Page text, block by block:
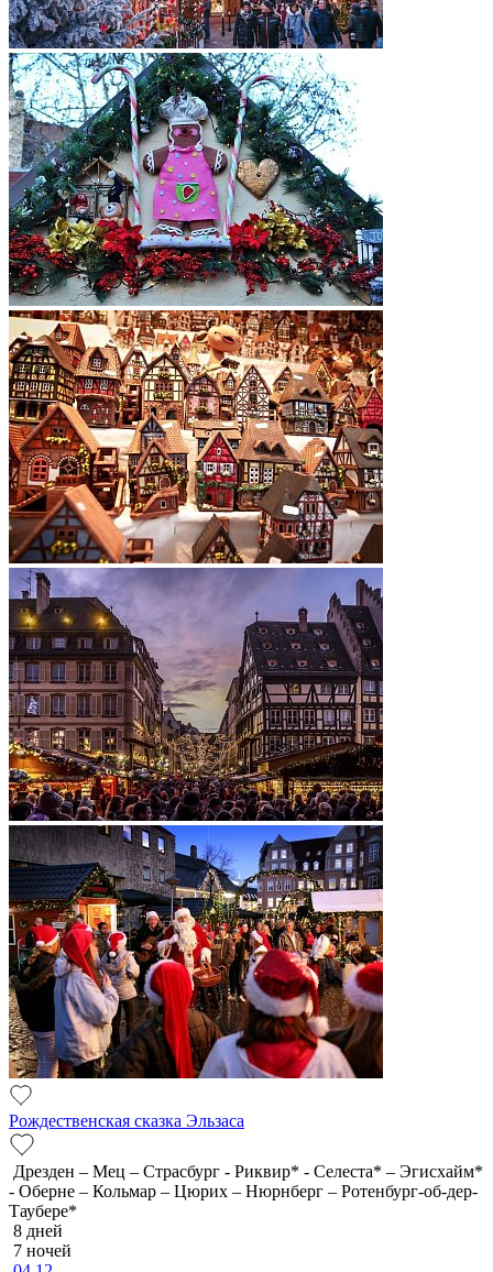
Рождественская сказка Эльзаса
Дрезден – Мец – Страсбург - Риквир* - Селеста* – Эгисхайм*
- Оберне – Кольмар – Цюрих – Нюрнберг – Ротенбург-об-дер-
Таубере*
8 дней
7 ночей